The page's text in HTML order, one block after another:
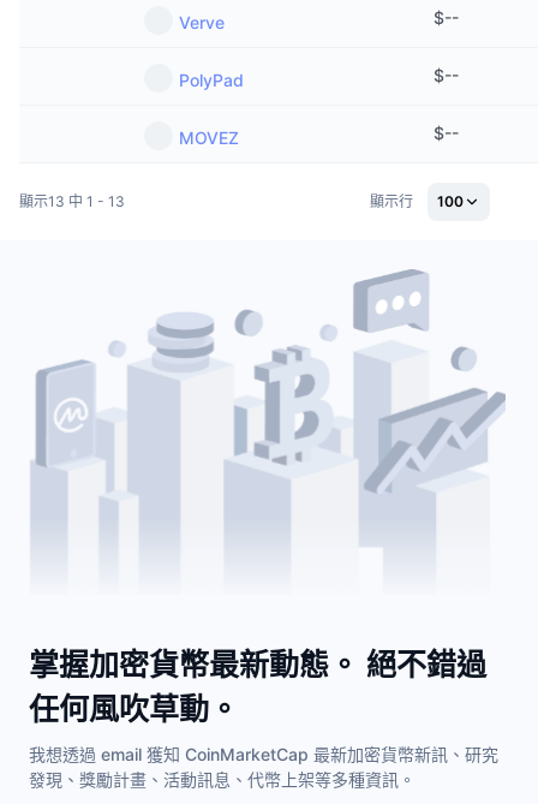
NFT
MACD
衍生品
詞彙庫
活動
行事曆
活動行事曆
Verve $--
PolyPad $--
MOVEZ $--
顯示13 中 1 - 13 顯示行 100
掌握加密貨幣最新動態。 絕不錯過
任何風吹草動。
我想透過 email 獲知 CoinMarketCap 最新加密貨幣新訊、研究
發現、獎勵計畫、活動訊息、代幣上架等多種資訊。